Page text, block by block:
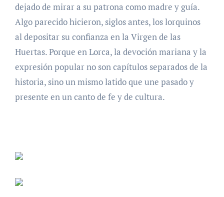
dejado de mirar a su patrona como madre y guía.
Algo parecido hicieron, siglos antes, los lorquinos
al depositar su confianza en la Virgen de las
Huertas. Porque en Lorca, la devoción mariana y la
expresión popular no son capítulos separados de la
historia, sino un mismo latido que une pasado y
presente en un canto de fe y de cultura.